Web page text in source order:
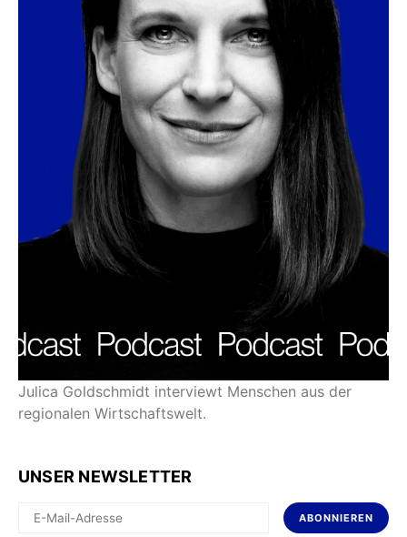
Julica Goldschmidt interviewt Menschen aus der
regionalen Wirtschaftswelt.
UNSER NEWSLETTER
ABONNIEREN